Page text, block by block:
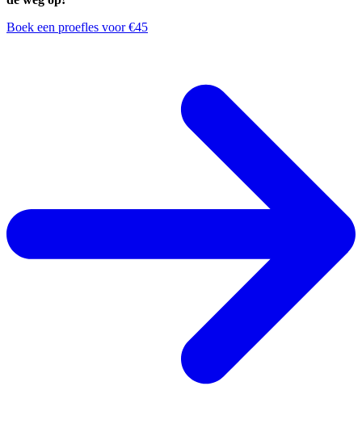
Boek een proefles voor €45